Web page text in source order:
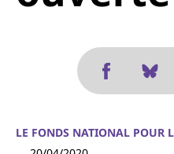
LE FONDS NATIONAL POUR